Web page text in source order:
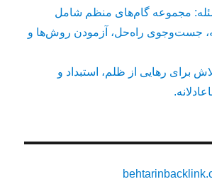
مجموعه گام‌های منظم شامل
جست‌وجوی راه‌حل، آزمودن روش‌ها و
برای رهایی از ظلم، استبداد و